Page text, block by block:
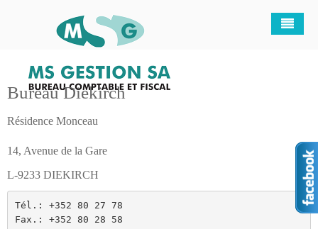
Bureau Diekirch
Résidence Monceau
14, Avenue de la Gare
L-9233 DIEKIRCH
Tél.: +352 80 27 78
Fax.: +352 80 28 58
Qui sommes-nous ?
Notre équipe
MS Gestion en chiffres
Questions Clés
Nos offres
Formule Complète
Start Up - Création d'entreprise
Devis Gratuits
Nous trouver